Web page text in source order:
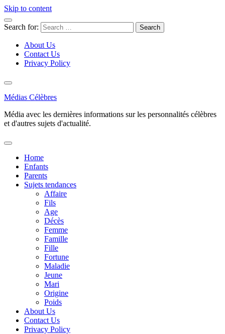
Skip to content
Search for:
About Us
Contact Us
Privacy Policy
Médias Célèbres
Média avec les dernières informations sur les personnalités célèbres
et d'autres sujets d'actualité.
Home
Enfants
Parents
Sujets tendances
Affaire
Fils
Age
Décès
Femme
Famille
Fille
Fortune
Maladie
Jeune
Mari
Origine
Poids
About Us
Contact Us
Privacy Policy